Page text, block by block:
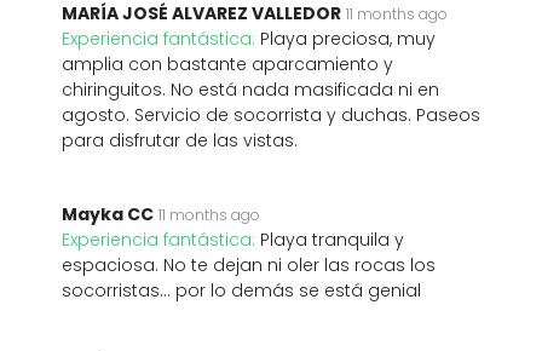
MARÍA JOSÉ ALVAREZ VALLEDOR 11 months ago
Experiencia fantástica: Playa preciosa, muy
amplia con bastante aparcamiento y
chiringuitos. No está nada masificada ni en
agosto. Servicio de socorrista y duchas. Paseos
para disfrutar de las vistas.
Mayka CC 11 months ago
Experiencia fantástica: Playa tranquila y
espaciosa. No te dejan ni oler las rocas los
socorristas... por lo demás se está genial